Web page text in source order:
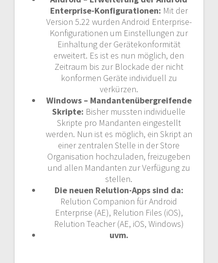
Enterprise-Konfigurationen: Mit der
Version 5.22 wurden Android Enterprise-
Konfigurationen um Einstellungen zur
Einhaltung der Gerätekonformität
erweitert. Es ist es nun möglich, den
Zeitraum bis zur Blockade der nicht
konformen Geräte individuell zu
verkürzen.
Windows – Mandantenübergreifende
Skripte: Bisher mussten individuelle
Skripte pro Mandanten eingestellt
werden. Nun ist es möglich, ein Skript an
einer zentralen Stelle in der Store
Organisation hochzuladen, freizugeben
und allen Mandanten zur Verfügung zu
stellen.
Die neuen Relution-Apps sind da:
Relution Companion für Android
Enterprise (AE), Relution Files (iOS),
Relution Teacher (AE, iOS, Windows)
uvm.